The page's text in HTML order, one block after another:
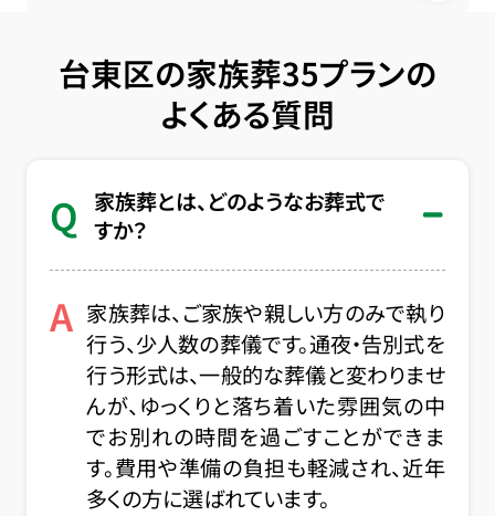
台東区の家族葬35プランの
よくある質問
Q
家族葬とは、どのようなお葬式で
すか？
A 家族葬は、ご家族や親しい方のみで執り
行う、少人数の葬儀です。通夜・告別式を
行う形式は、一般的な葬儀と変わりませ
んが、ゆっくりと落ち着いた雰囲気の中
でお別れの時間を過ごすことができま
す。費用や準備の負担も軽減され、近年
多くの方に選ばれています。